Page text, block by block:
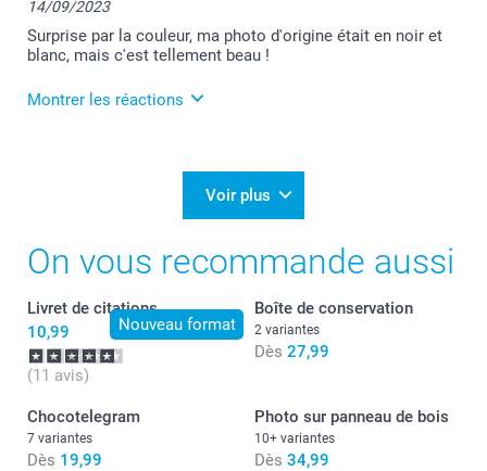
14/09/2023
Surprise par la couleur, ma photo d'origine était en noir et
blanc, mais c'est tellement beau !
Montrer les réactions
Merci pour votre ressenti :-)
conforme à vos attentes :-)
Julie@Smartphoto
Voir plus
On vous recommande aussi
Nouveau format
Livret de citations
10,99
(11 avis)
Boîte de conservation
2 variantes
Dès 27,99
Chocotelegram
7 variantes
Dès 19,99
Photo sur panneau de bois
10+ variantes
Dès 34,99